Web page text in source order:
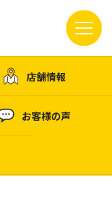
店舗情報
お客様の声